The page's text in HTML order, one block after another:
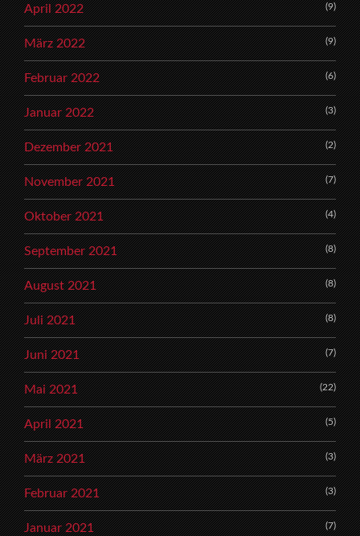
April 2022 (9)
März 2022 (9)
Februar 2022 (6)
Januar 2022 (3)
Dezember 2021 (2)
November 2021 (7)
Oktober 2021 (4)
September 2021 (8)
August 2021 (8)
Juli 2021 (8)
Juni 2021 (7)
Mai 2021 (22)
April 2021 (5)
März 2021 (3)
Februar 2021 (3)
Januar 2021 (7)